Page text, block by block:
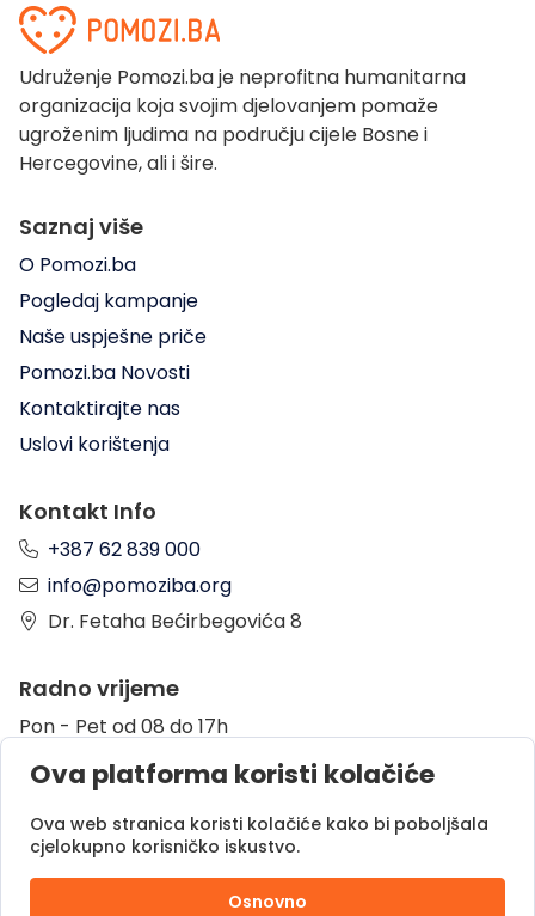
Udruženje Pomozi.ba je neprofitna humanitarna
organizacija koja svojim djelovanjem pomaže
ugroženim ljudima na području cijele Bosne i
Hercegovine, ali i šire.
Saznaj više
O Pomozi.ba
Pogledaj kampanje
Naše uspješne priče
Pomozi.ba Novosti
Kontaktirajte nas
Uslovi korištenja
Kontakt Info
+387 62 839 000
info@pomoziba.org
Dr. Fetaha Bećirbegovića 8
Radno vrijeme
Pon - Pet od 08 do 17h
Sub od 10 do 17h
Nedjelja - neradni dan
Donacije putem
Ova platforma koristi kolačiće
Ova web stranica koristi kolačiće kako bi poboljšala
cjelokupno korisničko iskustvo.
Osnovno